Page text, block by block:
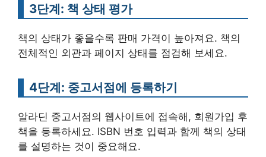
3단계: 책 상태 평가
책의 상태가 좋을수록 판매 가격이 높아져요. 책의
전체적인 외관과 페이지 상태를 점검해 보세요.
4단계: 중고서점에 등록하기
알라딘 중고서점의 웹사이트에 접속해, 회원가입 후
책을 등록하세요. ISBN 번호 입력과 함께 책의 상태
를 설명하는 것이 중요해요.